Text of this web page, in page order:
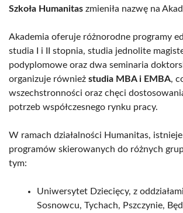
Szkoła Humanitas zmieniła nazwę na
Akademia oferuje różnorodne programy
studia I i II stopnia, studia jednolite
podyplomowe oraz dwa seminaria
organizuje również studia MBA i EMBA,
wszechstronności oraz chęci
potrzeb współczesnego rynku pracy.
W ramach działalności Humanitas,
programów skierowanych do różnych
tym:
Uniwersytet Dziecięcy, z
Sosnowcu, Tychach, Pszczynie,